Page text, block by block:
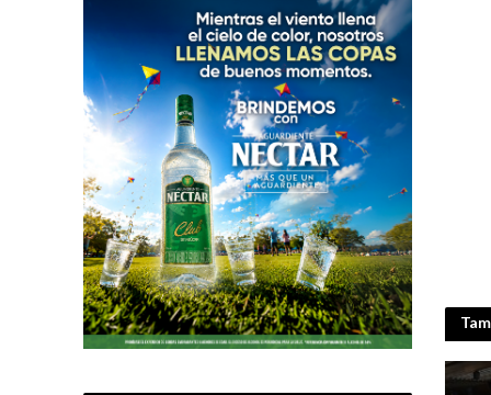
IFLS + EICI 2026